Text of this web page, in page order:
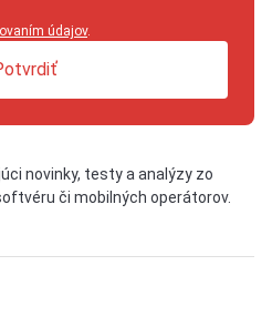
údajov.
novinky, testy a analýzy zo
či mobilných operátorov.